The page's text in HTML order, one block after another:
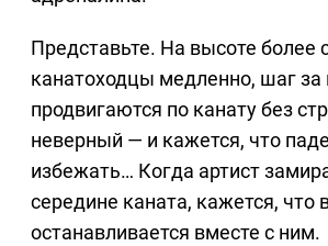
Представьте. На высоте более
канатоходцы медленно, шаг
продвигаются по канату без
неверный — и кажется, что
избежать… Когда артист
середине каната, кажется, что
останавливается вместе с ним.